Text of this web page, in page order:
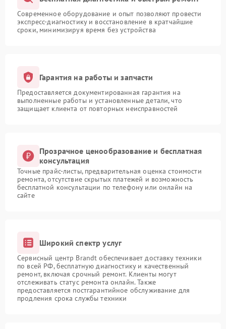
Современное оборудование и опыт позволяют провести
экспресс-диагностику и восстановление в кратчайшие
сроки, минимизируя время без устройства
Гарантия на работы и запчасти
Предоставляется документированная гарантия на
выполненные работы и установленные детали, что
защищает клиента от повторных неисправностей
Прозрачное ценообразование и бесплатная
консультация
Точные прайс-листы, предварительная оценка стоимости
ремонта, отсутствие скрытых платежей и возможность
бесплатной консультации по телефону или онлайн на
сайте
Широкий спектр услуг
Сервисный центр Brandt обеспечивает доставку техники
по всей РФ, бесплатную диагностику и качественный
ремонт, включая срочный ремонт. Клиенты могут
отслеживать статус ремонта онлайн. Также
предоставляется постгарантийное обслуживание для
продления срока службы техники